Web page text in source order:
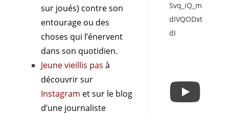
sur joués) contre son
entourage ou des
choses qui l’énervent
dans son quotidien.
Jeune vieillis pas à
découvrir sur
Instagram et sur le blog
d’une journaliste
Svq_iQ_m
dIVQODxt
dI